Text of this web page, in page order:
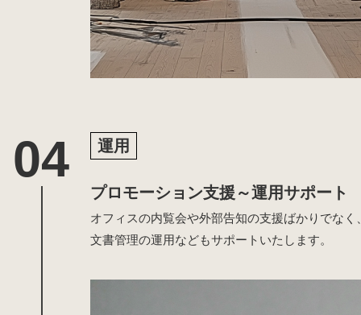
運用
プロモーション支援～運用サポート
オフィスの内覧会や外部告知の支援ばかりでな
文書管理の運用などもサポートいたします。